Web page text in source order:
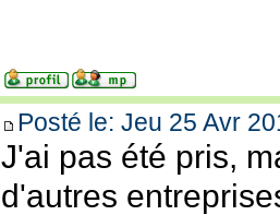
Posté le: Jeu 25 Avr
J'ai pas été pris,
d'autres